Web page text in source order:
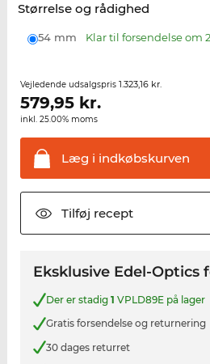
Størrelse og rådighed
54 mm Klar til forsendelse om
Vejledende udsalgspris 1.323,16 kr.
579,95kr.
inkl. 25.00% moms
Læg i indkøbskurven
Tilføj recept
Eksklusive Edel-Optics
Der er stadig 1 VPLD89E på lager
Gratis forsendelse og returnering
30 dages returret